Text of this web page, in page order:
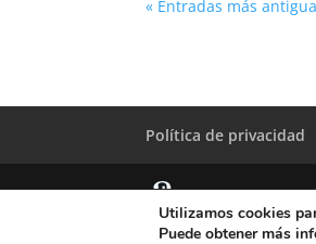
« Entradas más
Política de privacidad
© Copyright Servicio de
Utilizamos cookies
Puede obtener más